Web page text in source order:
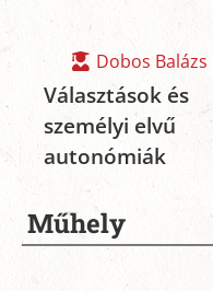
Dobos Balázs
Választások és
személyi elvű
autonómiák
Műhely